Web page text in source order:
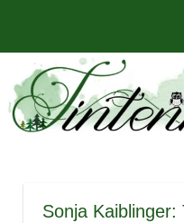
springen
Tintenhain
–
Der
Rezensionen
und
mehr
Sonja Kaiblinger: